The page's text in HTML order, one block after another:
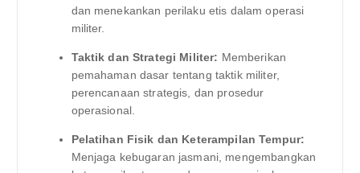
dan menekankan perilaku etis dalam operasi
militer.
Taktik dan Strategi Militer: Memberikan
pemahaman dasar tentang taktik militer,
perencanaan strategis, dan prosedur
operasional.
Pelatihan Fisik dan Keterampilan Tempur:
Menjaga kebugaran jasmani, mengembangkan